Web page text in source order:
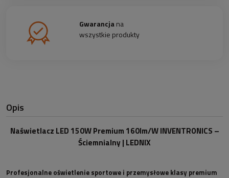
Gwarancjana
wszystkie produkty
Opis
Naświetlacz LED 150W Premium 160lm/W INVENTRONICS –
Ściemnialny | LEDNIX
Profesjonalne oświetlenie sportowe i przemysłowe klasy premium